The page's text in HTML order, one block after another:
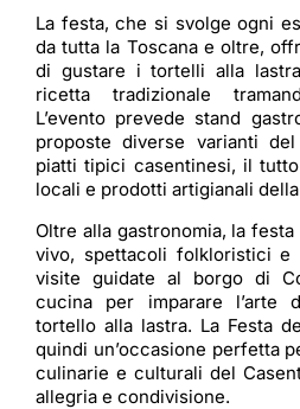
La festa, che si svolge ogni
da tutta la Toscana e oltre,
di gustare i tortelli alla
ricetta tradizionale
L’evento prevede stand
proposte diverse varianti
piatti tipici casentinesi, il
locali e prodotti artigianali
Oltre alla gastronomia, la
vivo, spettacoli folkloristici e
visite guidate al borgo di
cucina per imparare l’arte
tortello alla lastra. La Festa
quindi un’occasione perfetta
culinarie e culturali del
allegria e condivisione.